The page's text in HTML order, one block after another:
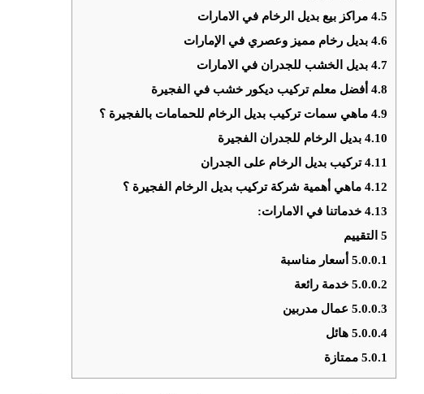
4.5مراكز بيع بديل الرخام في الامارات
4.6بديل رخام مميز وعصري في الإمارات
4.7‏بديل الخشب للجدران في الامارات
4.8أفضل معلم تركيب ديكور خشب في الفجيرة
4.9ماهي سمات تركيب بديل الرخام للحمامات بالفجيرة ؟
4.10بديل الرخام للجدران الفجيرة
4.11تركيب بديل الرخام على الجدران
4.12ماهي أهمية شركة تركيب بديل الرخام الفجيرة ؟
4.13خدماتنا في الامارات:
5التقييم
5.0.0.1أسعار مناسبة
5.0.0.2خدمة رائعة
5.0.0.3عمال مدربين
5.0.0.4هائل
5.0.1ممتازة